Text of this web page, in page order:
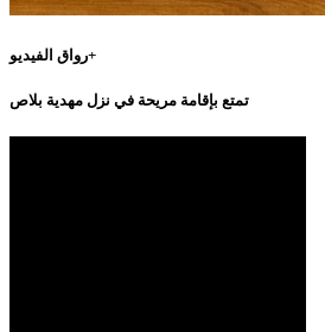
رواق الفيديو+
تمتع بإقامة مريحة في نزل مهدية بلاص